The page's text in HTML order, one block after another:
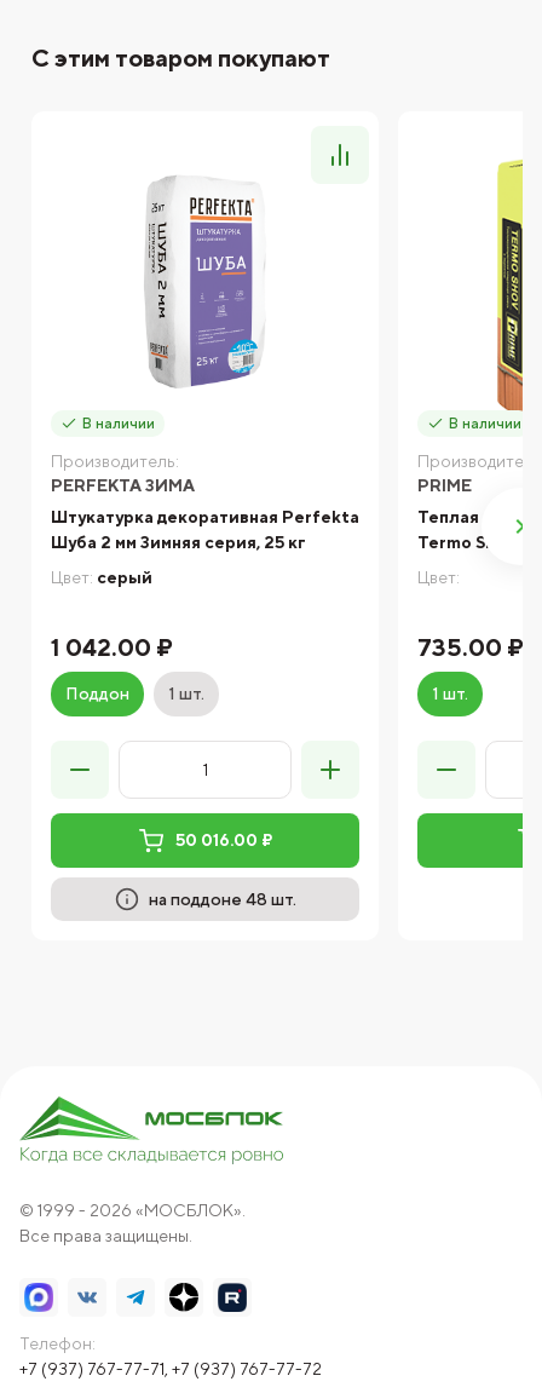
С этим товаром покупают
В наличии
Производитель:
PERFEKTA ЗИМА
Штукатурка декоративная Perfekta
Шуба 2 мм Зимняя серия, 25 кг
Цвет: серый
1 042.00 ₽
Поддон 1 шт.
50 016.00 ₽
на поддоне 48 шт.
В наличии
PRIME
Теплая
Termo Shov
Цвет:
735.00 ₽
1 шт.
© 1999 - 2026 «МОСБЛОК».
Все права защищены.
Телефон:
+7 (937) 767-77-71 +7 (937) 767-77-72